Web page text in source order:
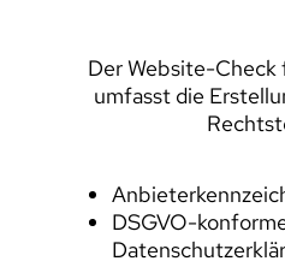
Der Website-
umfasst die
DSGVO-